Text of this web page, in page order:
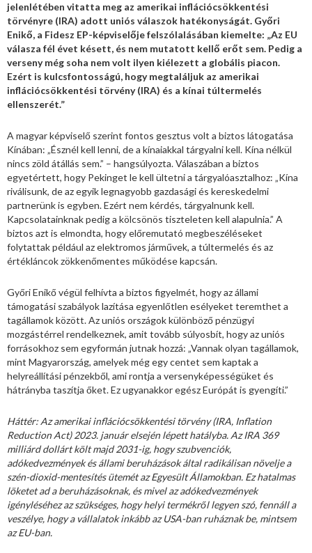
jelenlétében vitatta meg az amerikai inflációcsökkentési
törvényre (IRA) adott uniós válaszok hatékonyságát. Győri
Enikő, a Fidesz EP-képviselője felszólalásában kiemelte: „Az EU
válasza fél évet késett, és nem mutatott kellő erőt sem. Pedig a
verseny még soha nem volt ilyen kiélezett a globális piacon.
Ezért is kulcsfontosságú, hogy megtaláljuk az amerikai
inflációcsökkentési törvény (IRA) és a kínai túltermelés
ellenszerét.”
A magyar képviselő szerint fontos gesztus volt a biztos látogatása
Kínában: „Észnél kell lenni, de a kínaiakkal tárgyalni kell. Kína nélkül
nincs zöld átállás sem.” – hangsúlyozta. Válaszában a biztos
egyetértett, hogy Pekinget le kell ültetni a tárgyalóasztalhoz: „Kína
riválisunk, de az egyik legnagyobb gazdasági és kereskedelmi
partnerünk is egyben. Ezért nem kérdés, tárgyalnunk kell.
Kapcsolatainknak pedig a kölcsönös tiszteleten kell alapulnia.” A
biztos azt is elmondta, hogy előremutató megbeszéléseket
folytattak például az elektromos járművek, a túltermelés és az
értékláncok zökkenőmentes működése kapcsán.
Győri Enikő végül felhívta a biztos figyelmét, hogy az állami
támogatási szabályok lazítása egyenlőtlen esélyeket teremthet a
tagállamok között. Az uniós országok különböző pénzügyi
mozgástérrel rendelkeznek, amit tovább súlyosbít, hogy az uniós
forrásokhoz sem egyformán jutnak hozzá: „Vannak olyan tagállamok,
mint Magyarország, amelyek még egy centet sem kaptak a
helyreállítási pénzekből, ami rontja a versenyképességüket és
hátrányba taszítja őket. Ez ugyanakkor egész Európát is gyengíti.”
Háttér: Az amerikai inflációcsökkentési törvény (IRA, Inflation
Reduction Act) 2023. január elsején lépett hatályba. Az IRA 369
milliárd dollárt költ majd 2031-ig, hogy szubvenciók,
adókedvezmények és állami beruházások által radikálisan növelje a
szén-dioxid-mentesítés ütemét az Egyesült Államokban. Ez hatalmas
löketet ad a beruházásoknak, és mivel az adókedvezmények
igényléséhez az szükséges, hogy helyi termékről legyen szó, fennáll a
veszélye, hogy a vállalatok inkább az USA-ban ruháznak be, mintsem
az EU-ban.